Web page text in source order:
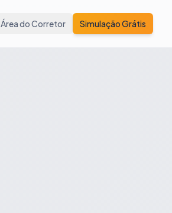
Área do Corretor Simulação Grátis